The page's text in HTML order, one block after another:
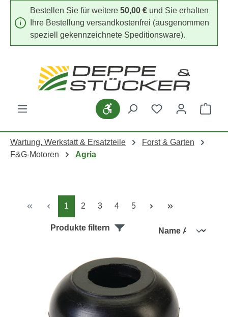
Zum Hauptinhalt springen
Bestellen Sie für weitere 50,00 € und Sie erhalten
Ihre Bestellung versandkostenfrei (ausgenommen
speziell gekennzeichnete Speditionsware).
Werkzeugleiste anzeigen
Du hast 0
Wartung, Werkstatt & Ersatzteile
Forst & Garten
F&G-Motoren
Agria
Seite
1 Seite
2 Seite
3 Seite
4 Seite
5
Produkte filtern